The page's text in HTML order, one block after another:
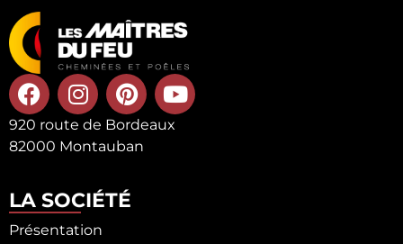
920 route de Bordeaux
82000 Montauban
LA SOCIÉTÉ
Présentation